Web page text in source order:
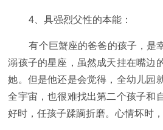
4、具强烈父性的本能：
有个巨蟹座的爸爸的孩子，是
溺孩子的星座，虽然成天挂在嘴边
她。但是他还是会觉得，全幼儿园
全宇宙，也很难找出第二个孩子和
好时，任孩子蹂躏折磨。心情坏时